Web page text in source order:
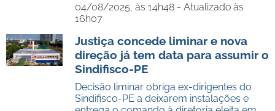
04/08/2025, às 14h48 - Atualizado às
16h07
Justiça concede liminar e nova
direção já tem data para assumir o
Sindifisco-PE
Decisão liminar obriga ex-dirigentes do
Sindifisco-PE a deixarem instalações e